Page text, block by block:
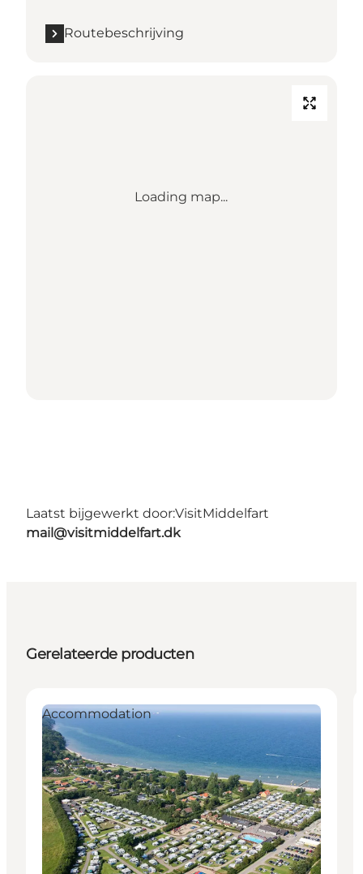
Routebeschrijving
Loading map...
Laatst bijgewerkt door:VisitMiddelfart
mail@visitmiddelfart.dk
Gerelateerde producten
Accommodation